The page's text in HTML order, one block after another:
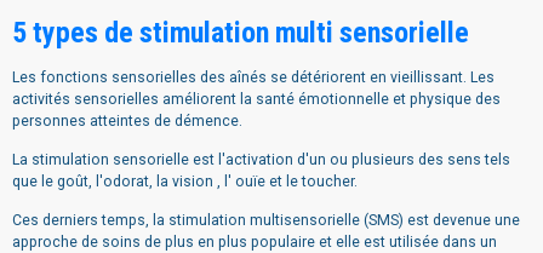
5 types de stimulation multi sensorielle
Les fonctions sensorielles des aînés se détériorent en vieillissant. Les
activités sensorielles améliorent la santé émotionnelle et physique des
personnes atteintes de démence.
La stimulation sensorielle est l'activation d'un ou plusieurs des sens tels
que le goût, l'odorat, la vision , l' ouïe et le toucher.
Ces derniers temps, la stimulation multisensorielle (SMS) est devenue une
approche de soins de plus en plus populaire et elle est utilisée dans un